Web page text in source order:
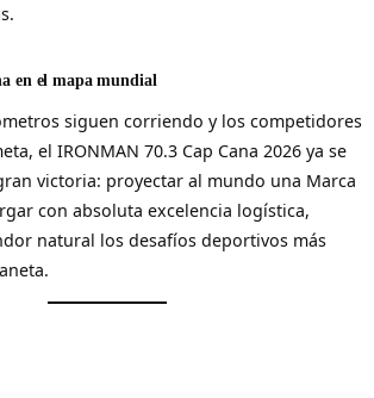
en el mapa mundial
siguen corriendo y los competidores
el IRONMAN 70.3 Cap Cana 2026 ya se
victoria: proyectar al mundo una Marca
con absoluta excelencia logística,
natural los desafíos deportivos más